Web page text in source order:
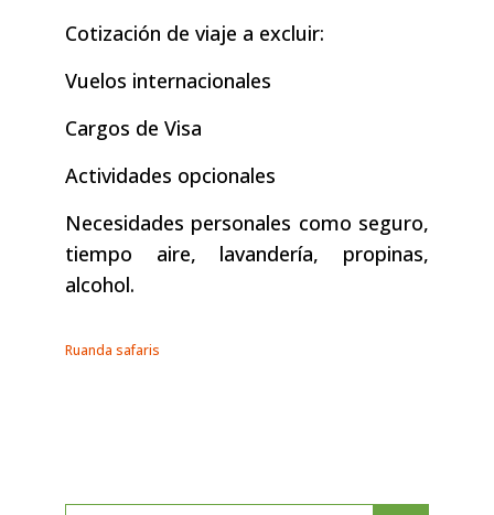
Cotización de viaje a excluir:
Vuelos internacionales
Cargos de Visa
Actividades opcionales
Necesidades personales como seguro,
tiempo aire, lavandería, propinas,
alcohol.
Ruanda safaris